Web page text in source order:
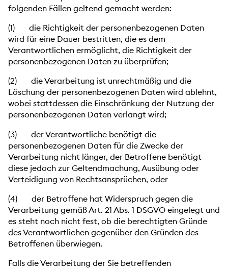
folgenden Fällen geltend gemacht werden:
(1) die Richtigkeit der personenbezogenen Daten
wird für eine Dauer bestritten, die es dem
Verantwortlichen ermöglicht, die Richtigkeit der
personenbezogenen Daten zu überprüfen;
(2) die Verarbeitung ist unrechtmäßig und die
Löschung der personenbezogenen Daten wird ablehnt,
wobei stattdessen die Einschränkung der Nutzung der
personenbezogenen Daten verlangt wird;
(3) der Verantwortliche benötigt die
personenbezogenen Daten für die Zwecke der
Verarbeitung nicht länger, der Betroffene benötigt
diese jedoch zur Geltendmachung, Ausübung oder
Verteidigung von Rechtsansprüchen, oder
(4) der Betroffene hat Widerspruch gegen die
Verarbeitung gemäß Art. 21 Abs. 1 DSGVO eingelegt und
es steht noch nicht fest, ob die berechtigten Gründe
des Verantwortlichen gegenüber den Gründen des
Betroffenen überwiegen.
Falls die Verarbeitung der Sie betreffenden